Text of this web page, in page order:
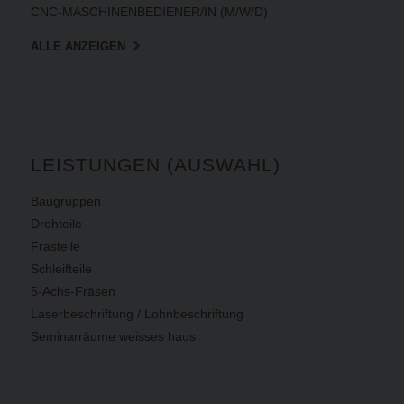
CNC-MASCHINENBEDIENER/IN (M/W/D)
ALLE ANZEIGEN
LEISTUNGEN (AUSWAHL)
Baugruppen
Drehteile
Frästeile
Schleifteile
5-Achs-Fräsen
Laserbeschriftung / Lohnbeschriftung
Seminarräume weisses haus